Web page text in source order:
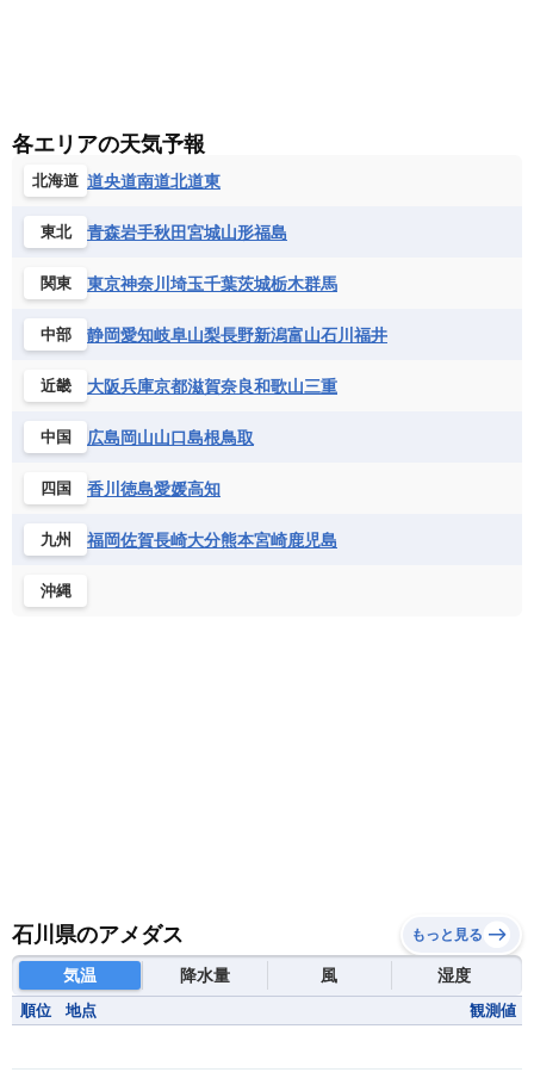
各エリアの天気予報
北海道 道央道南道北道東
東北 青森岩手秋田宮城山形福島
関東 東京神奈川 埼玉千葉茨城栃木群馬
中部 静岡愛知岐阜山梨長野新潟富山石川 福井
近畿 大阪兵庫京都滋賀奈良和歌山三重
中国 広島岡山山口島根鳥取
四国 香川 徳島愛媛高知
九州 福岡佐賀長崎大分熊本宮崎鹿児島
沖縄
石川県のアメダス もっと見る
気温 降水量 風 湿度
順位 地点 観測値